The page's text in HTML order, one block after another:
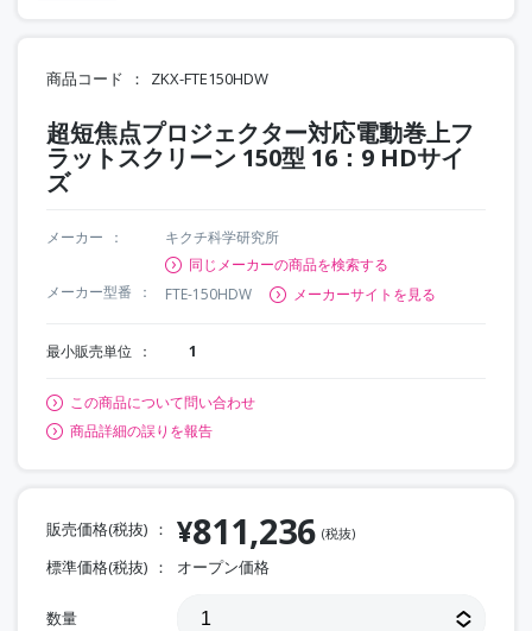
商品コード ZKX-FTE150HDW
超短焦点プロジェクター対応電動巻上フ
ラットスクリーン 150型 16：9 HDサイ
ズ
メーカー
キクチ科学研究所
同じメーカーの商品を検索する
メーカー型番
FTE-150HDW メーカーサイトを見る
最小販売単位 1
この商品について問い合わせ
商品詳細の誤りを報告
販売価格(税抜) ¥811,236 (税抜)
標準価格(税抜) オープン価格
数量